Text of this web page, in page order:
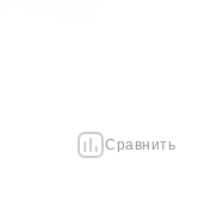
Сравнить